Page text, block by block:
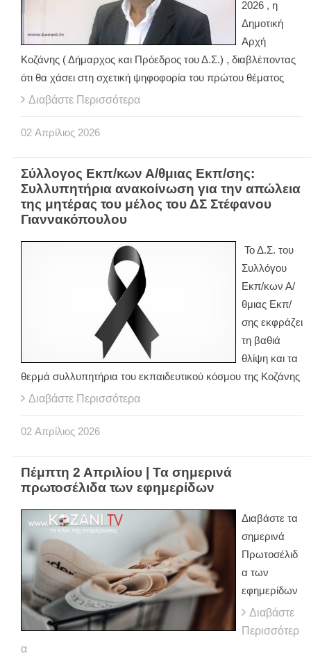
2026 , η
Δημοτική
Αρχή
Κοζάνης ( Δήμαρχος και Πρόεδρος του Δ.Σ.) , διαβλέποντας
ότι θα χάσει στη σχετική ψηφοφορία του πρώτου θέματος
Διαβάστε Περισσότερα
02 Απρίλιος 2026
Σύλλογος Εκπ/κων Α/θμιας Εκπ/σης:
Συλλυπητήρια ανακοίνωση για την απώλεια
της μητέρας του μέλος του ΔΣ Στέφανου
Γιαννακόπουλου
Το Δ.Σ. του
Συλλόγου
Εκπ/κων Α/
θμιας Εκπ/
σης εκφράζει
τη βαθιά
θλίψη και τα
θερμά συλλυπητήρια του εκπαιδευτικού κόσμου της Κοζάνης
Διαβάστε Περισσότερα
02 Απρίλιος 2026
Πέμπτη 2 Απριλίου | Τα σημερινά
πρωτοσέλιδα των εφημερίδων
Διαβάστε τα
σημερινά
Πρωτοσέλιδ
α των
εφημερίδων
Διαβάστε
Περισσότερ
α